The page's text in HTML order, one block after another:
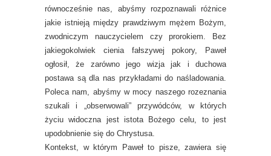
równocześnie nas, abyśmy rozpoznawali różnice
jakie istnieją między prawdziwym mężem Bożym,
zwodniczym nauczycielem czy prorokiem. Bez
jakiegokolwiek cienia fałszywej pokory, Paweł
ogłosił, że zarówno jego wizja jak i duchowa
postawa są dla nas przykładami do naśladowania.
Poleca nam, abyśmy w mocy naszego rozeznania
szukali i „obserwowali” przywódców, w których
życiu widoczna jest istota Bożego celu, to jest
upodobnienie się do Chrystusa.
Kontekst, w którym Paweł to pisze, zawiera się